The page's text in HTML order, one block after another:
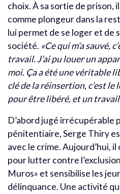
choix. À sa sortie de prison,
comme plongeur dans la
lui permet de se loger et de
société. «Ce qui m’a sauvé,
travail. J’ai pu louer un
moi. Ça a été une véritable
clé de la réinsertion, c’est le
pour être libéré, et un
D’abord jugé irrécupérable
pénitentiaire, Serge Thiry
avec le crime. Aujourd’hui,
pour lutter contre
Muros» et sensibilise les
délinquance. Une activité